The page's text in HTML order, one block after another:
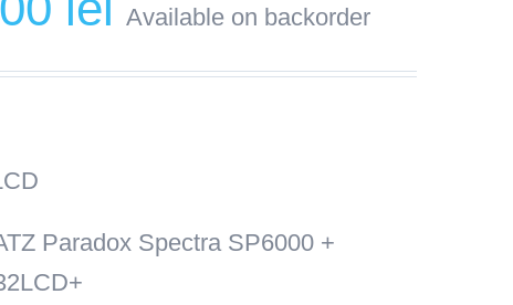
price
is:
Available on backorder
Paradox Spectra SP6000 +